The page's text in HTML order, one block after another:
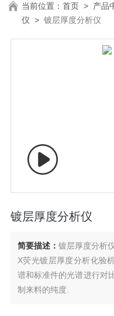
当前位置：首页 > 产品
仪 >镀层厚度分析仪
镀层厚度分析仪
简要描述： 镀层厚度分析
X荧光镀层厚度分析化验
谱和标准件的光谱进行对
制来料的纯度.